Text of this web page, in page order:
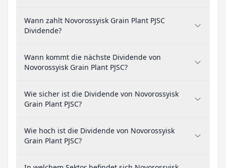
Wann zahlt Novorossyisk Grain Plant PJSC
Dividende?
Wann kommt die nächste Dividende von
Novorossyisk Grain Plant PJSC?
Wie sicher ist die Dividende von Novorossyisk
Grain Plant PJSC?
Wie hoch ist die Dividende von Novorossyisk
Grain Plant PJSC?